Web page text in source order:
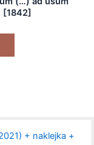
[1842]